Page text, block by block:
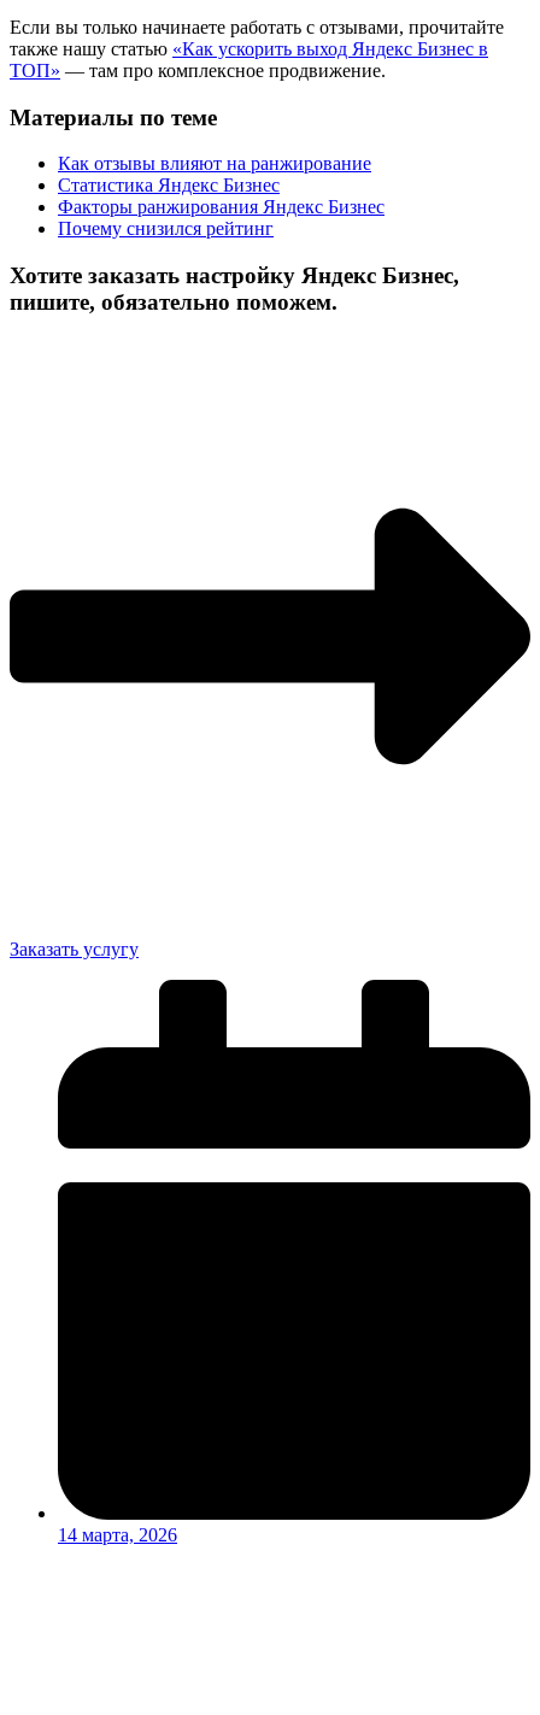
Если вы только начинаете работать с отзывами, прочитайте
также нашу статью «Как ускорить выход Яндекс Бизнес в
ТОП» — там про комплексное продвижение.
Материалы по теме
Как отзывы влияют на ранжирование
Статистика Яндекс Бизнес
Факторы ранжирования Яндекс Бизнес
Почему снизился рейтинг
Хотите заказать настройку Яндекс Бизнес,
пишите, обязательно поможем.
Заказать услугу
14 марта, 2026